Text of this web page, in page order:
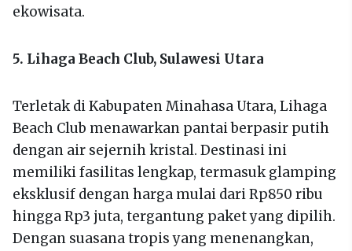
ekowisata.
5. Lihaga Beach Club, Sulawesi Utara
Terletak di Kabupaten Minahasa Utara, Lihaga
Beach Club menawarkan pantai berpasir putih
dengan air sejernih kristal. Destinasi ini
memiliki fasilitas lengkap, termasuk glamping
eksklusif dengan harga mulai dari Rp850 ribu
hingga Rp3 juta, tergantung paket yang dipilih.
Dengan suasana tropis yang menenangkan,